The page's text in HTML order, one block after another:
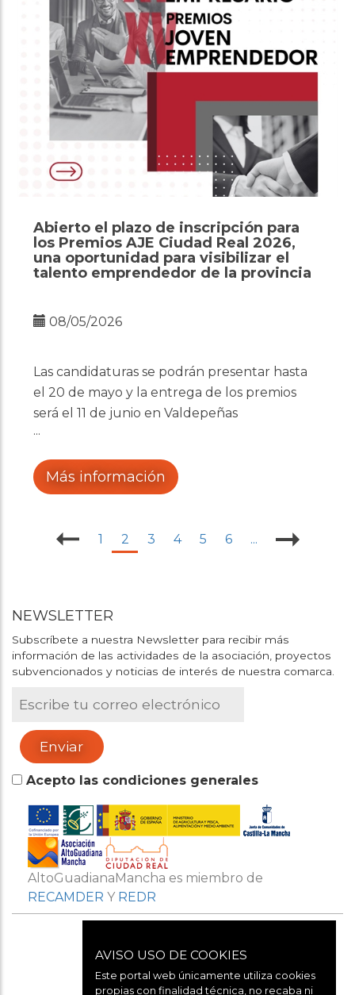
Abierto el plazo de inscripción para
los Premios AJE Ciudad Real 2026,
una oportunidad para visibilizar el
talento emprendedor de la provincia
08/05/2026
Las candidaturas se podrán presentar hasta
el 20 de mayo y la entrega de los premios
será el 11 de junio en Valdepeñas
Más información
1 2 3 4 5 6 ...
NEWSLETTER
Subscríbete a nuestra Newsletter para recibir más
información de las actividades de la asociación, proyectos
subvencionados y noticias de interés de nuestra comarca.
Acepto las condiciones generales
AltoGuadianaMancha es miembro de
RECAMDER Y REDR
AVISO USO DE COOKIES
Este portal web únicamente utiliza cookies
propias con finalidad técnica, no recaba ni